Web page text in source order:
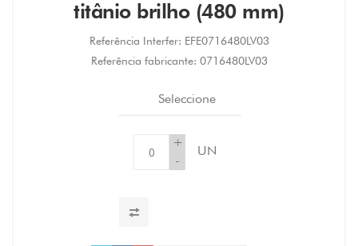
titânio brilho (480 mm)
Referência Interfer: EFE0716480LV03
Referência fabricante: 0716480LV03
Seleccione
+
-
UN